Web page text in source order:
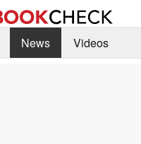
News
Videos